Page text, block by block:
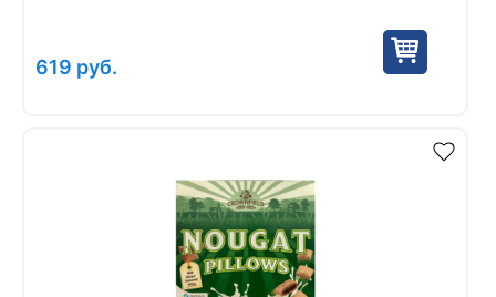
619 руб.